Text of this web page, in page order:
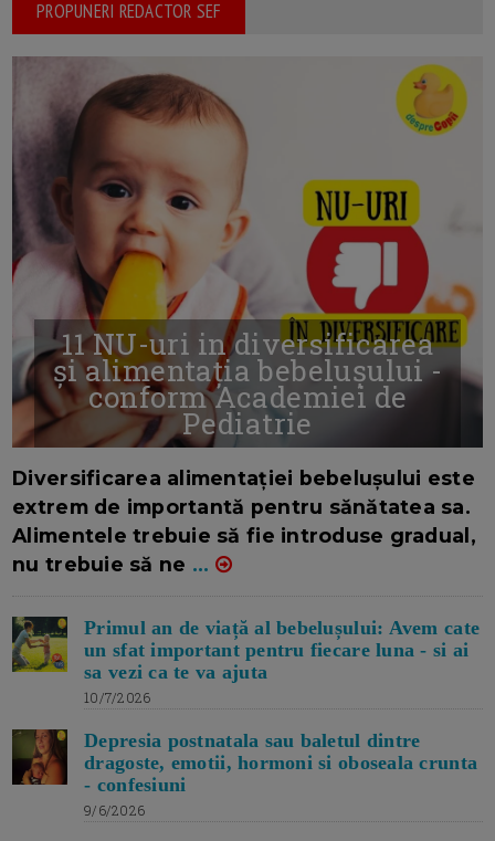
PROPUNERI REDACTOR SEF
11 NU-uri in diversificarea
și alimentația bebelușului -
conform Academiei de
Pediatrie
Diversificarea alimentației bebelușului este
extrem de importantă pentru sănătatea sa.
Alimentele trebuie să fie introduse gradual,
nu trebuie să ne ...
Primul an de viață al bebelușului: Avem cate
un sfat important pentru fiecare luna - si ai
sa vezi ca te va ajuta
10/7/2026
Depresia postnatala sau baletul dintre
dragoste, emotii, hormoni si oboseala crunta
- confesiuni
9/6/2026